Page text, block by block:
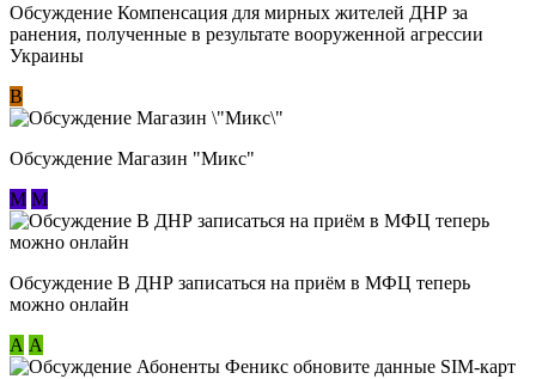
Обсуждение Компенсация для мирных жителей ДНР за
ранения, полученные в результате вооруженной агрессии
Украины
В
Обсуждение Магазин "Микс"
М М
Обсуждение В ДНР записаться на приём в МФЦ теперь
можно онлайн
А А